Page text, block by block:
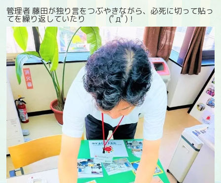
管理者 藤田が独り言をつぶやきながら、必死に切って貼っ
てを繰り返していたり (ﾟдﾟ)！